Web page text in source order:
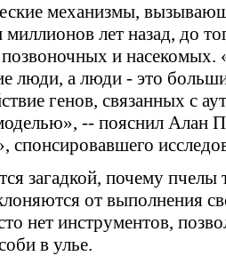
механизмы,
лет назад, до
и насекомых.
люди, а люди - это
генов, связанных с
-- пояснил Алан
спонсировавшего
загадкой, почему пчелы
от выполнения
нет инструментов,
в улье.